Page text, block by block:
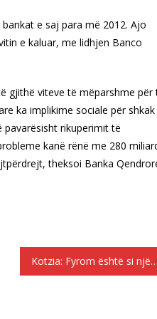
e saj para më 2012. Ajo
e kaluar, me lidhjen Banco
gjithë viteve të mëparshme për
ka implikime sociale për shkak
pavarësisht rikuperimit të
kanë rënë me 280
theksoi Banka
Kotzia: Fyrom është si një grua e bukur me emrin “Maqedoni”, e cila shkon për martesë